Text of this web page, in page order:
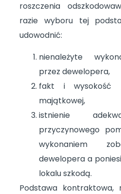
roszczenia
razie wyboru tej
udowodnić:
nienależyte
przez dewelopera,
fakt i wysokość
majątkowej,
istnienie
przyczynowego
wykonaniem
dewelopera a
lokalu szkodą.
Podstawa